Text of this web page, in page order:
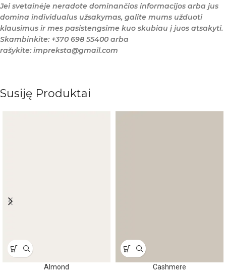
Jei svetainėje neradote dominančios informacijos arba jus
domina individualus užsakymas, galite mums užduoti
klausimus ir mes pasistengsime kuo skubiau į juos atsakyti.
Skambinkite: +370 698 55400 arba
rašykite: impreksta@gmail.com
Susiję Produktai
Almond Cashmere